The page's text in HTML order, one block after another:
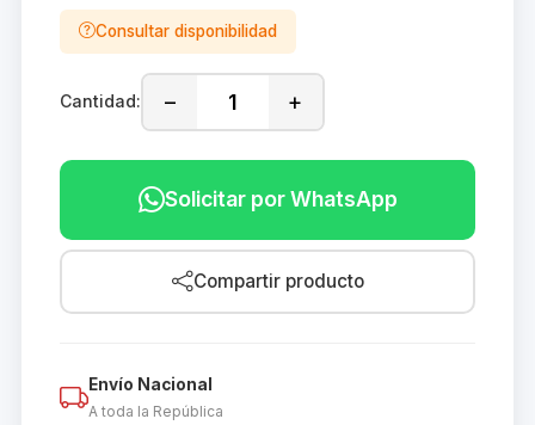
Consultar disponibilidad
Cantidad: − +
Solicitar por WhatsApp
Compartir producto
Envío Nacional
A toda la República